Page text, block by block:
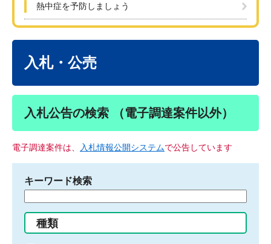
熱中症を予防しましょう
入札・公売
入札公告の検索 （電子調達案件以外）
電子調達案件は、 入札情報公開システムで公告しています
キーワード検索
る
種類